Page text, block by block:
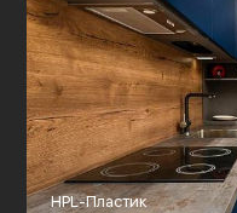
HPL-Пластик